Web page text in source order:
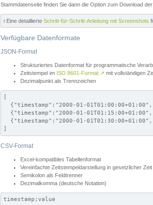
Stammdatenseite finden Sie dann die Option zum Download
ℹ️ Eine detaillierte Schritt-für-Schritt-Anleitung mit Screenshots
Verfügbare Datenformate
JSON-Format
Strukturiertes Datenformat für programmatische
Zeitstempel im ISO 8601-Format ↗ mit vollständigen
Dezimalpunkt als Trennzeichen
[
{"timestamp":"2000-01-
{"timestamp":"2000-01-
{"timestamp":"2000-01-
]
CSV-Format
Excel-kompatibles Tabellenformat
Vereinfachte Zeitstempeldarstellung in gesetzlicher
Semikolon als Feldtrenner
Dezimalkomma (deutsche Notation)
timestamp;value